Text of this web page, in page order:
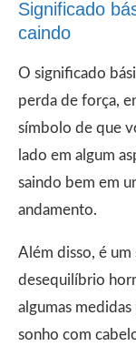
Significado
caindo
O significado
perda de força,
símbolo de que
lado em algum
saindo bem em
andamento.
Além disso, é um
desequilíbrio
algumas
sonho com